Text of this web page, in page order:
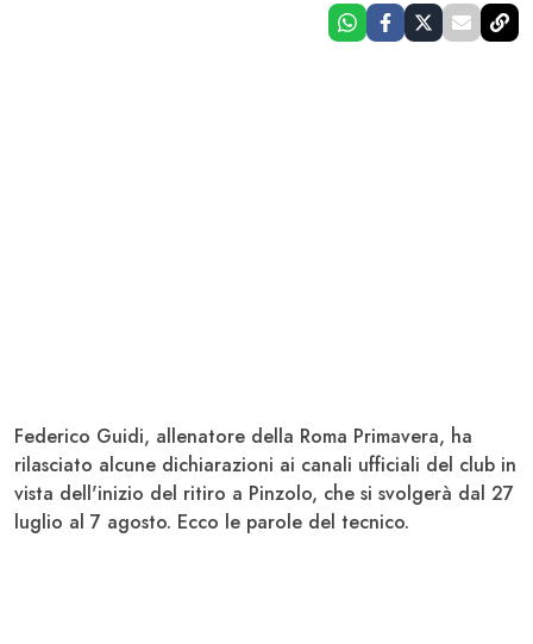
Federico Guidi, allenatore della Roma Primavera, ha
rilasciato alcune dichiarazioni ai canali ufficiali del club in
vista dell'inizio del ritiro a Pinzolo, che si svolgerà dal 27
luglio al 7 agosto. Ecco le parole del tecnico.